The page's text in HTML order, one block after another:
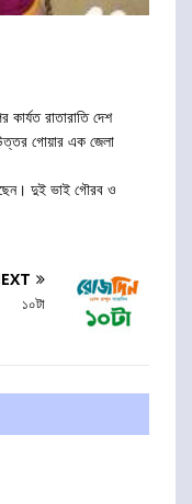
রাতারাতি দেশ
গোয়ার এক জেলা
দুই ভাই গৌরব ও
১০টা